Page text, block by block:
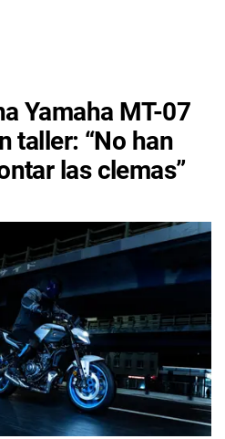
Yamaha MT-07
taller: “No han
las clemas”